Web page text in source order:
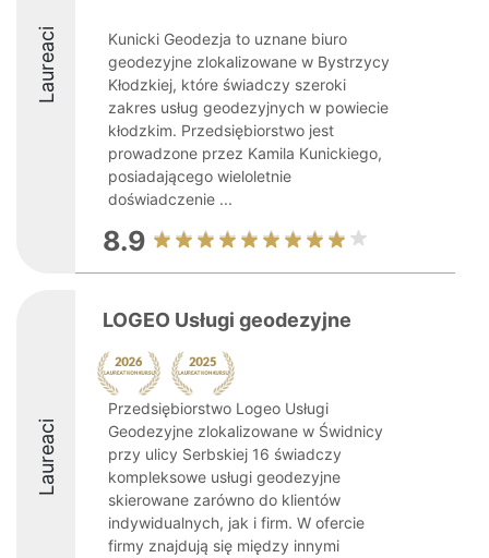
Laureaci
Kunicki Geodezja to uznane biuro
geodezyjne zlokalizowane w Bystrzycy
Kłodzkiej, które świadczy szeroki
zakres usług geodezyjnych w powiecie
kłodzkim. Przedsiębiorstwo jest
prowadzone przez Kamila Kunickiego,
posiadającego wieloletnie
doświadczenie ...
8.9
Laureaci
LOGEO Usługi geodezyjne
Przedsiębiorstwo Logeo Usługi
Geodezyjne zlokalizowane w Świdnicy
przy ulicy Serbskiej 16 świadczy
kompleksowe usługi geodezyjne
skierowane zarówno do klientów
indywidualnych, jak i firm. W ofercie
firmy znajdują się między innymi